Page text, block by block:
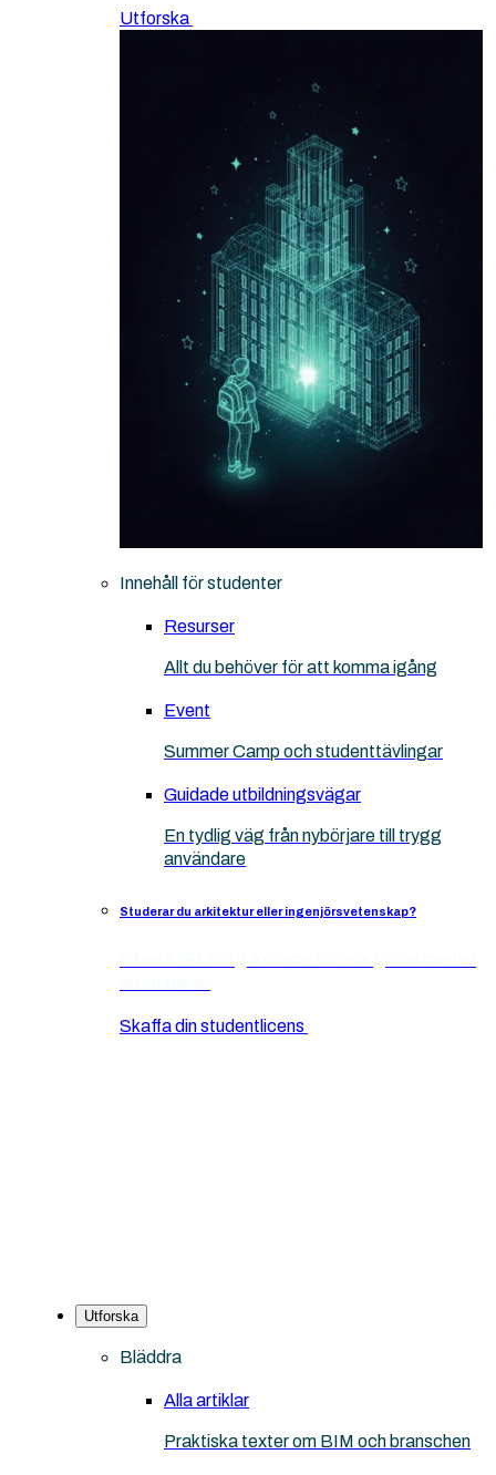
Utforska
Innehåll för studenter
Resurser
Allt du behöver för att komma igång
Event
Summer Camp och studenttävlingar
Guidade utbildningsvägar
En tydlig väg från nybörjare till trygg
användare
Studerar du arkitektur eller ingenjörsvetenskap?
Skaffa din studentlicens
Utforska
Bläddra
Alla artiklar
Praktiska texter om BIM och branschen